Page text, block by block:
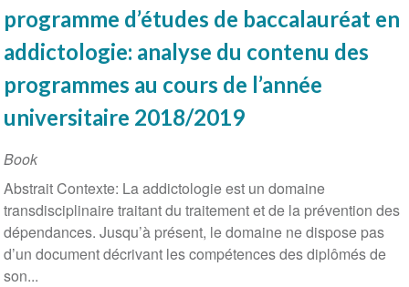
programme d’études de baccalauréat en
addictologie: analyse du contenu des
programmes au cours de l’année
universitaire 2018/2019
Book
Abstrait Contexte: La addictologie est un domaine
transdisciplinaire traitant du traitement et de la prévention des
dépendances. Jusqu’à présent, le domaine ne dispose pas
d’un document décrivant les compétences des diplômés de
son...